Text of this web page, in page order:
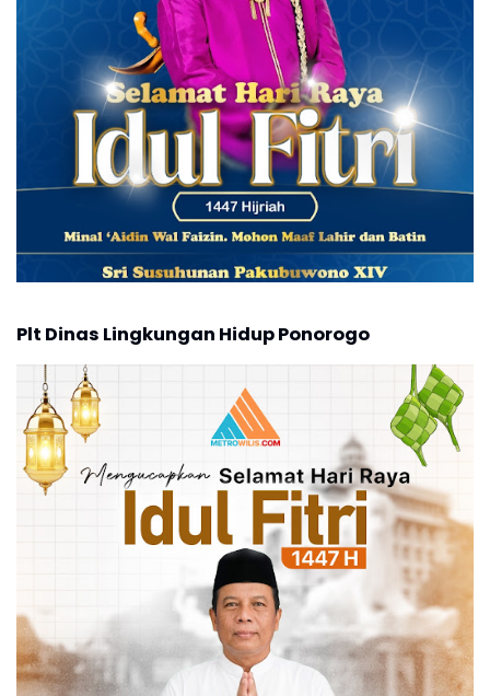
Plt Dinas Lingkungan Hidup Ponorogo